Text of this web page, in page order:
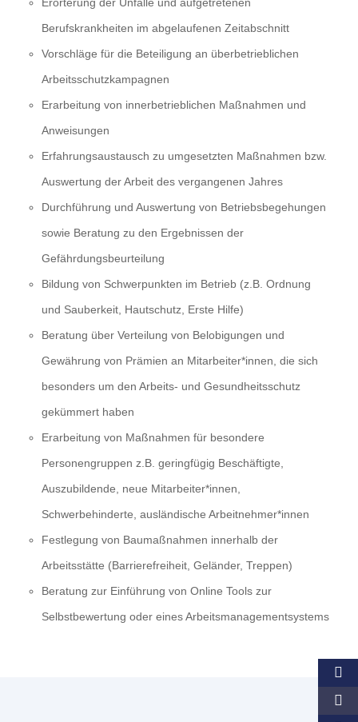
Berufskrankheiten im abgelaufenen Zeitabschnitt
Vorschläge für die Beteiligung an überbetrieblichen
Arbeitsschutzkampagnen
Erarbeitung von innerbetrieblichen Maßnahmen und
Anweisungen
Erfahrungsaustausch zu umgesetzten Maßnahmen bzw.
Auswertung der Arbeit des vergangenen Jahres
Durchführung und Auswertung von Betriebsbegehungen
sowie Beratung zu den Ergebnissen der
Gefährdungsbeurteilung
Bildung von Schwerpunkten im Betrieb (z.B. Ordnung
und Sauberkeit, Hautschutz, Erste Hilfe)
Beratung über Verteilung von Belobigungen und
Gewährung von Prämien an Mitarbeiter*innen, die sich
besonders um den Arbeits- und Gesundheitsschutz
gekümmert haben
Erarbeitung von Maßnahmen für besondere
Personengruppen z.B. geringfügig Beschäftigte,
Auszubildende, neue Mitarbeiter*innen,
Schwerbehinderte, ausländische Arbeitnehmer*innen
Festlegung von Baumaßnahmen innerhalb der
Arbeitsstätte (Barrierefreiheit, Geländer, Treppen)
Beratung zur Einführung von Online Tools zur
Selbstbewertung oder eines Arbeitsmanagementsystems